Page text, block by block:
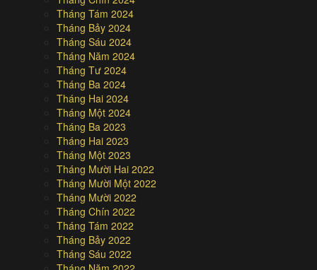
Tháng Tám 2024
Tháng Bảy 2024
Tháng Sáu 2024
Tháng Năm 2024
Tháng Tư 2024
Tháng Ba 2024
Tháng Hai 2024
Tháng Một 2024
Tháng Ba 2023
Tháng Hai 2023
Tháng Một 2023
Tháng Mười Hai 2022
Tháng Mười Một 2022
Tháng Mười 2022
Tháng Chín 2022
Tháng Tám 2022
Tháng Bảy 2022
Tháng Sáu 2022